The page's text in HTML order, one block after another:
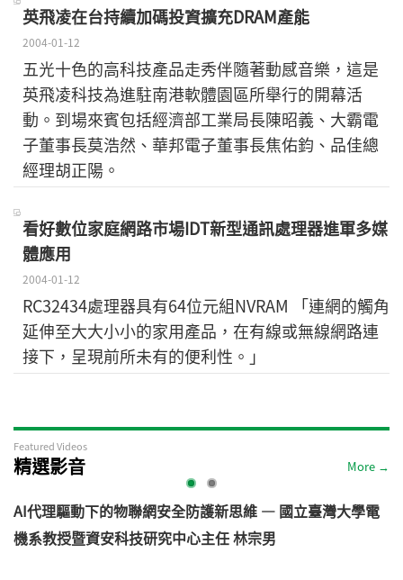
英飛凌在台持續加碼投資擴充DRAM產能
2004-01-12
五光十色的高科技產品走秀伴隨著動感音樂，這是
英飛凌科技為進駐南港軟體園區所舉行的開幕活
動。到場來賓包括經濟部工業局長陳昭義、大霸電
子董事長莫浩然、華邦電子董事長焦佑鈞、品佳總
經理胡正陽。
看好數位家庭網路市場IDT新型通訊處理器進軍多媒
體應用
2004-01-12
RC32434處理器具有64位元組NVRAM 「連網的觸角
延伸至大大小小的家用產品，在有線或無線網路連
接下，呈現前所未有的便利性。」
Featured Videos
精選影音 More →
AI代理驅動下的物聯網安全防護新思維 — 國立臺灣大學電
機系教授暨資安科技研究中心主任 林宗男